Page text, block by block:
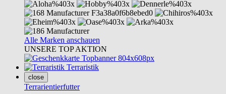
Alle Marken anschauen
UNSERE TOP AKTION
Terraristik
close
Terrarientierfutter